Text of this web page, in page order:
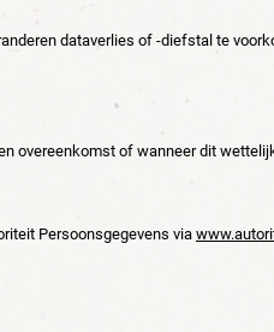
dataverlies of -diefstal te
overeenkomst of wanneer dit
Persoonsgegevens via